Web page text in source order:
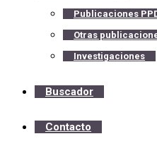
Publicaciones
Otras
Investigaciones
Buscador
Contacto